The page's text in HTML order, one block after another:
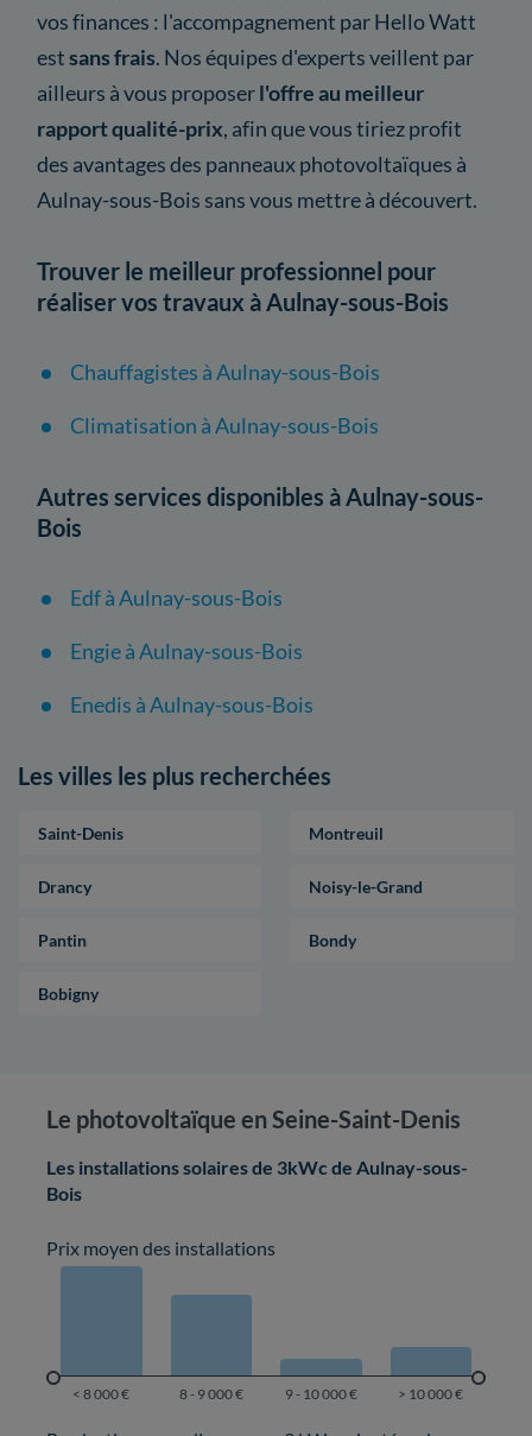
vos finances : l'accompagnement par Hello Watt
estsans frais. Nos équipes d'experts veillent par
ailleurs à vous proposerl'offre au meilleur
rapport qualité-prix, afin que vous tiriez profit
des avantages des panneaux photovoltaïques à
Aulnay-sous-Bois sans vous mettre à découvert.
Trouver le meilleur professionnel pour
réaliser vos travaux à Aulnay-sous-Bois
Chauffagistes à Aulnay-sous-Bois
Climatisation à Aulnay-sous-Bois
Autres services disponibles à Aulnay-sous-
Bois
Edf à Aulnay-sous-Bois
Engie à Aulnay-sous-Bois
Enedis à Aulnay-sous-Bois
Les villes les plus recherchées
Saint-Denis Montreuil
Drancy Noisy-le-Grand
Pantin Bondy
Bobigny
Le photovoltaïque en Seine-Saint-Denis
Les installations solaires de 3kWc de Aulnay-sous-
Bois
Prix moyen des installations